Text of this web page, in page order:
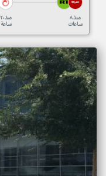
منذ ٢٠
ساعة
منذ ٨
ساعات